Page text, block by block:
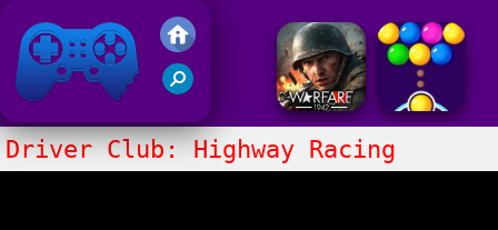
Juegos Friv 2017
Driver Club: Highway Racing